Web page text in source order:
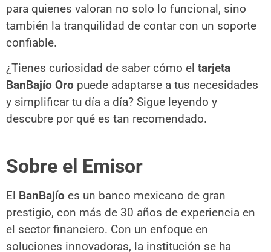
para quienes valoran no solo lo funcional, sino
también la tranquilidad de contar con un soporte
confiable.
¿Tienes curiosidad de saber cómo el tarjeta
BanBajío Oro puede adaptarse a tus necesidades
y simplificar tu día a día? Sigue leyendo y
descubre por qué es tan recomendado.
Sobre el Emisor
El BanBajío es un banco mexicano de gran
prestigio, con más de 30 años de experiencia en
el sector financiero. Con un enfoque en
soluciones innovadoras, la institución se ha